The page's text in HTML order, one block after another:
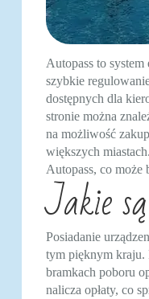
Autopass to
szybkie
dostępnych dla
stronie można
na możliwość
większych
Autopass, co
Jakie
Posiadanie
tym pięknym kraju.
bramkach poboru
nalicza opłaty, co